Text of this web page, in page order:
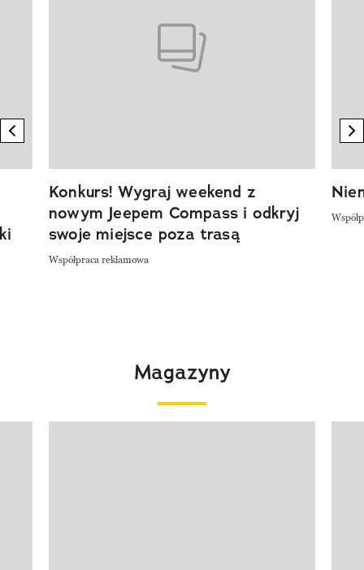
previous element
Konkurs! Wygraj weekend z
nowym Jeepem Compass i odkryj
swoje miejsce poza trasą
Współpraca reklamowa
Magazyny